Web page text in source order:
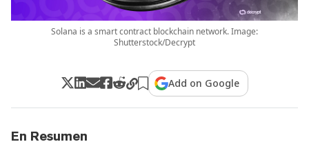
Solana is a smart contract blockchain network. Image:
Shutterstock/Decrypt
Add on Google
En Resumen